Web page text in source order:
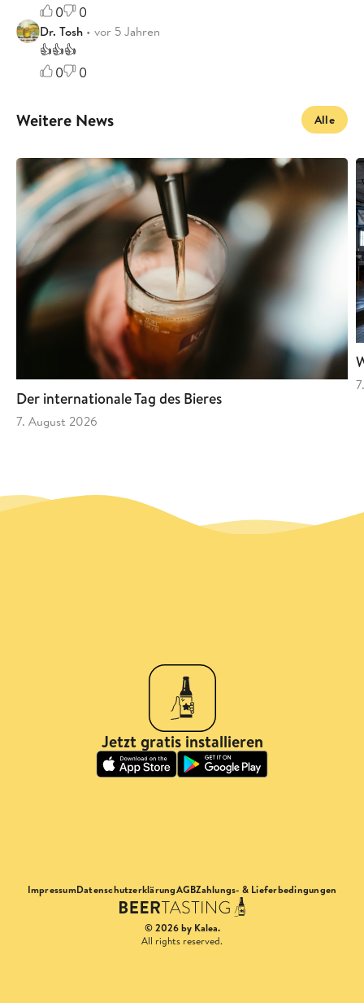
0 0
Dr. Tosh • vor 5 Jahren
👍👍👍
0 0
Weitere News Alle
Der internationale Tag des Bieres
7. August 2026
Jetzt gratis installieren
ImpressumDatenschutzerklärungAGBZahlungs- & Lieferbedingungen
© 2026 by Kalea.
All rights reserved.